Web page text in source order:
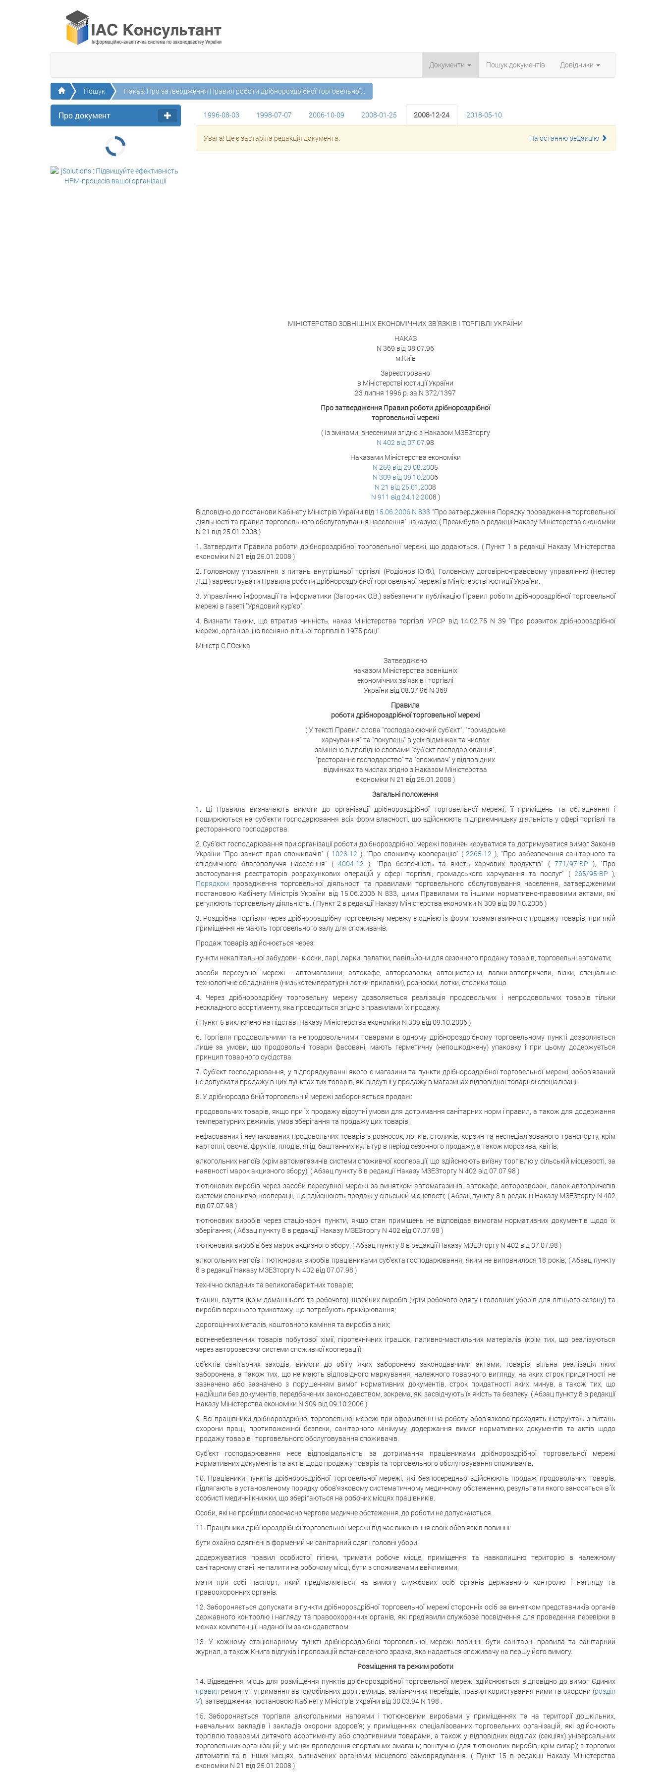
Документи Пошук документiв Довiдники
ГоловнаПошук Наказ: Про затвердження Правил роботи дрібнороздрібної торговельної...
Про документ 1996-08-03 1998-07-07 2006-10-09 2008-01-25 2008-12-24 2018-05-10
Увага! Це є застаріла редакція документа. На останню редакцію
МІНІСТЕРСТВО ЗОВНІШНІХ ЕКОНОМІЧНИХ ЗВ'ЯЗКІВ I ТОРГІВЛІ УКРАЇНИ
НАКАЗ
N 369 від 08.07.96
м.Київ
Зареєстровано
в Міністерстві юстиції України
23 липня 1996 р. за N 372/1397
Про затвердження Правил роботи дрібнороздрібної
торговельної мережі
( Із змінами, внесеними згідно з Наказом МЗЕЗторгу
N 402 від 07.07.98
Наказами Міністерства економіки
N 259 від 29.08.2005
N 309 від 09.10.2006
N 21 від 25.01.2008
N 911 від 24.12.2008 )
Відповідно до постанови Кабінету Міністрів України від 15.06.2006 N 833 "Про затвердження Порядку провадження торговельної
діяльності та правил торговельного обслуговування населення" наказую: ( Преамбула в редакції Наказу Міністерства економіки
N 21 від 25.01.2008 )
1. Затвердити Правила роботи дрібнороздрібної торговельної мережі, що додаються. ( Пункт 1 в редакції Наказу Міністерства
економіки N 21 від 25.01.2008 )
2. Головному управління з питань внутрішньої торгівлі (Родіонов Ю.Ф.), Головному договірно-правовому управлінню (Нестер
Л.Д.) зареєструвати Правила роботи дрібнороздрібної торговельної мережі в Міністерстві юстиції України.
3. Управлінню інформації та інформатики (Загорняк О.В.) забезпечити публікацію Правил роботи дрібнороздрібної торговельної
мережі в газеті "Урядовий кур'єр".
4. Визнати таким, що втратив чинність, наказ Міністерства торгівлі УРСР від 14.02.75 N 39 "Про розвиток дрібнороздрібної
мережі, організацію весняно-літньої торгівлі в 1975 році".
Міністр С.Г.Осика
Затверджено
наказом Міністерства зовнішніх
економічних зв'язків і торгівлі
України від 08.07.96 N 369
Правила
роботи дрібнороздрібної торговельної мережі
( У тексті Правил слова "господарюючий суб'єкт", "громадське
харчування" та "покупець" в усіх відмінках та числах
замінено відповідно словами "суб'єкт господарювання",
"ресторанне господарство" та "споживач" у відповідних
відмінках та числах згідно з Наказом Міністерства
економіки N 21 від 25.01.2008 )
Загальні положення
1. Ці Правила визначають вимоги до організації дрібнороздрібної торговельної мережі, її приміщень та обладнання і
поширюються на суб'єкти господарювання всіх форм власності, що здійснюють підприємницьку діяльність у сфері торгівлі та
ресторанного господарства.
2. Суб'єкт господарювання при організації роботи дрібнороздрібної мережі повинен керуватися та дотримуватися вимог Законів
України "Про захист прав споживачів" ( 1023-12 ), "Про споживчу кооперацію" (2265-12 ), "Про забезпечення санітарного та
епідемічного благополуччя населення" (4004-12 ), "Про безпечність та якість харчових продуктів" ( 771/97-ВР ), "Про
застосування реєстраторів розрахункових операцій у сфері торгівлі, громадського харчування та послуг" ( 265/95-ВР ),
Порядком провадження торговельної діяльності та правилами торговельного обслуговування населення, затвердженими
постановою Кабінету Міністрів України від 15.06.2006 N 833, цими Правилами та іншими нормативно-правовими актами, які
регулюють торговельну діяльність. ( Пункт 2 в редакції Наказу Міністерства економіки N 309 від 09.10.2006 )
3. Роздрібна торгівля через дрібнороздрібну торговельну мережу є однією із форм позамагазинного продажу товарів, при якій
приміщення не мають торговельного залу для споживачів.
Продаж товарів здійснюється через:
пункти некапітальної забудови - кіоски, ларі, ларки, палатки, павільйони для сезонного продажу товарів, торговельні автомати;
засоби пересувної мережі - автомагазини, автокафе, авторозвозки, автоцистерни, лавки-автопричепи, візки, спеціальне
технологічне обладнання (низькотемпературні лотки-прилавки), розноски, лотки, столики тощо.
4. Через дрібнороздрібну торговельну мережу дозволяється реалізація продовольчих і непродовольчих товарів тільки
нескладного асортименту, яка проводиться згідно з правилами їх продажу.
( Пункт 5 виключено на підставі Наказу Міністерства економіки N 309 від 09.10.2006 )
6. Торгівля продовольчими та непродовольчими товарами в одному дрібнороздрібному торговельному пункті дозволяється
лише за умови, що продовольчі товари фасовані, мають герметичну (непошкоджену) упаковку і при цьому додержується
принцип товарного сусідства.
7. Суб'єкт господарювання, у підпорядкуванні якого є магазини та пункти дрібнороздрібної торговельної мережі, зобов'язаний
не допускати продажу в цих пунктах тих товарів, які відсутні у продажу в магазинах відповідної товарної спеціалізації.
8. У дрібнороздрібній торговельній мережі забороняється продаж:
продовольчих товарів, якщо при їх продажу відсутні умови для дотримання санітарних норм і правил, а також для додержання
температурних режимів, умов зберігання та продажу цих товарів;
нефасованих і неупакованих продовольчих товарів з розносок, лотків, столиків, корзин та неспеціалізованого транспорту, крім
картоплі, овочів, фруктів, плодів, ягід, баштанних культур в період сезонного продажу, а також морозива, квітів;
алкогольних напоїв (крім автомагазинів системи споживчої кооперації, що здійснюють виїзну торгівлю у сільській місцевості, за
наявності марок акцизного збору); ( Абзац пункту 8 в редакції Наказу МЗЕЗторгу N 402 від 07.07.98 )
тютюнових виробів через засоби пересувної мережі за винятком автомагазинів, автокафе, авторозвозок, лавок-автопричепів
системи споживчої кооперації, що здійснюють продаж у сільській місцевості; ( Абзац пункту 8 в редакції Наказу МЗЕЗторгу N 402
від 07.07.98 )
тютюнових виробів через стаціонарні пункти, якщо стан приміщень не відповідає вимогам нормативних документів щодо їх
зберігання; ( Абзац пункту 8 в редакції Наказу МЗЕЗторгу N 402 від 07.07.98 )
тютюнових виробів без марок акцизного збору; ( Абзац пункту 8 в редакції Наказу МЗЕЗторгу N 402 від 07.07.98 )
алкогольних напоїв і тютюнових виробів працівниками суб'єкта господарювання, яким не виповнилося 18 років; ( Абзац пункту
8 в редакції Наказу МЗЕЗторгу N 402 від 07.07.98 )
технічно складних та великогабаритних товарів;
тканин, взуття (крім домашнього та робочого), швейних виробів (крім робочого одягу і головних уборів для літнього сезону) та
виробів верхнього трикотажу, що потребують примірювання;
дорогоцінних металів, коштовного каміння та виробів з них;
вогненебезпечних товарів побутової хімії, піротехнічних іграшок, паливно-мастильних матеріалів (крім тих, що реалізуються
через авторозвозки системи споживчої кооперації);
об'єктів санітарних заходів, вимоги до обігу яких заборонено законодавчими актами; товарів, вільна реалізація яких
заборонена, а також тих, що не мають відповідного маркування, належного товарного вигляду, на яких строк придатності не
зазначено або зазначено з порушенням вимог нормативних документів, строк придатності яких минув, а також тих, що
надійшли без документів, передбачених законодавством, зокрема, які засвідчують їх якість та безпеку. ( Абзац пункту 8 в редакції
Наказу Міністерства економіки N 309 від 09.10.2006 )
9. Всі працівники дрібнороздрібної торговельної мережі при оформленні на роботу обов'язково проходять інструктаж з питань
охорони праці, протипожежної безпеки, санітарного мінімуму, додержання вимог нормативних документів та актів щодо
продажу товарів і торговельного обслуговування споживачів.
Суб'єкт господарювання несе відповідальність за дотримання працівниками дрібнороздрібної торговельної мережі
нормативних документів та актів щодо продажу товарів та торговельного обслуговування споживачів.
10. Працівники пунктів дрібнороздрібної торговельної мережі, які безпосередньо здійснюють продаж продовольчих товарів,
підлягають в установленому порядку обов'язковому систематичному медичному обстеженню, результати якого заносяться в їх
особисті медичні книжки, що зберігаються на робочих місцях працівників.
Особи, які не пройшли своєчасно чергове медичне обстеження, до роботи не допускаються.
11. Працівники дрібнороздрібної торговельної мережі під час виконання своїх обов'язків повинні:
бути охайно одягнені в формений чи санітарний одяг і головні убори;
додержуватися правил особистої гігієни, тримати робоче місце, приміщення та навколишню територію в належному
санітарному стані, не палити на робочому місці, бути з споживачами ввічливими;
мати при собі паспорт, який пред'являється на вимогу службових осіб органів державного контролю і нагляду та
правоохоронних органів.
12. Забороняється допускати в пункти дрібнороздрібної торговельної мережі сторонніх осіб за винятком представників органів
державного контролю і нагляду та правоохоронних органів, які пред'явили службове посвідчення для проведення перевірки в
межах компетенції, наданої їм законодавством.
13. У кожному стаціонарному пункті дрібнороздрібної торговельної мережі повинні бути санітарні правила та санітарний
журнал, а також Книга відгуків і пропозицій встановленого зразка, яка надається споживачу на першу його вимогу.
Розміщення та режим роботи
14. Відведення місць для розміщення пунктів дрібнороздрібної торговельної мережі здійснюється відповідно до вимог Єдиних
правил ремонту і утримання автомобільних доріг, вулиць, залізничних переїздів, правил користування ними та охорони (розділ
V), затверджених постановою Кабінету Міністрів України від 30.03.94 N 198 .
15. Забороняється торгівля алкогольними напоями і тютюновими виробами у приміщеннях та на території дошкільних,
навчальних закладів і закладів охорони здоров'я; у приміщеннях спеціалізованих торговельних організацій, які здійснюють
торгівлю товарами дитячого асортименту або спортивними товарами, а також у відповідних відділах (секціях) універсальних
торговельних організацій; у місцях проведення спортивних змагань; поштучно (для тютюнових виробів, крім сигар); з торгових
автоматів та в інших місцях, визначених органами місцевого самоврядування. ( Пункт 15 в редакції Наказу Міністерства
економіки N 21 від 25.01.2008 )